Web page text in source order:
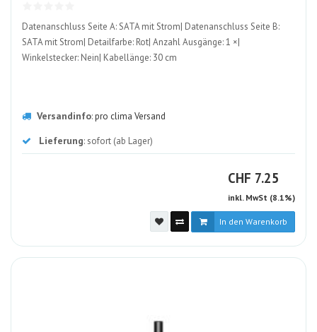
Datenanschluss Seite A: SATA mit Strom| Datenanschluss Seite B:
SATA mit Strom| Detailfarbe: Rot| Anzahl Ausgänge: 1 ×|
Winkelstecker: Nein| Kabellänge: 30 cm
Versandinfo:pro clima Versand
Lieferung: sofort (ab Lager)
CHF CHF
7.25
inkl. MwSt (8.1%)
In den Warenkorb